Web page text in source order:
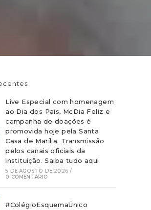
Live Especial com homenagem
ao Dia dos Pais, McDia Feliz e
campanha de doações é
promovida hoje pela Santa
Casa de Marília. Transmissão
pelos canais oficiais da
instituição. Saiba tudo aqui
5 DE AGOSTO DE 2026 /
0 COMENTÁRIO
#ColégioEsquemaÚnico